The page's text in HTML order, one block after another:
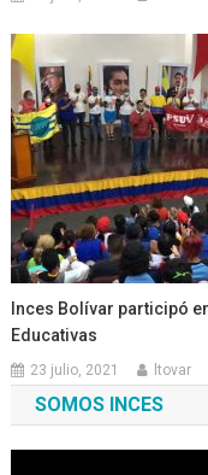
Inces Bolívar participó
Educativas
23 julio, 2021 ltovar
SOMOS INCES